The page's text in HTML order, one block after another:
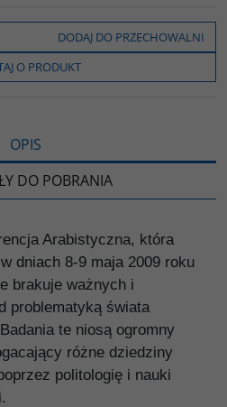
z
e
l
s
DODAJ DO PRZECHOWALNI
O PRODUKT
OPIS
DO POBRANIA
Arabistyczna, która
dniach 8-9 maja 2009 roku
brakuje ważnych i
problematyką świata
te niosą ogromny
różne dziedziny
politologię i nauki